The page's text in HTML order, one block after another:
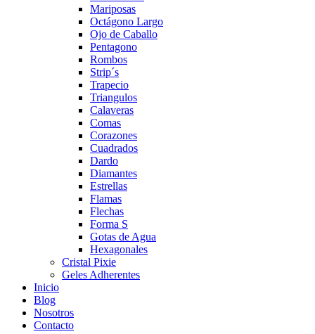
Mariposas
Octágono Largo
Ojo de Caballo
Pentagono
Rombos
Strip´s
Trapecio
Triangulos
Calaveras
Comas
Corazones
Cuadrados
Dardo
Diamantes
Estrellas
Flamas
Flechas
Forma S
Gotas de Agua
Hexagonales
Cristal Pixie
Geles Adherentes
Inicio
Blog
Nosotros
Contacto